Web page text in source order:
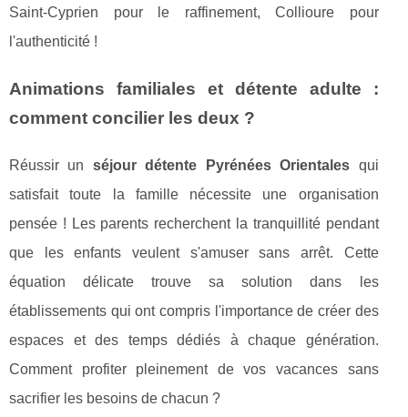
Saint-Cyprien pour le raffinement, Collioure pour
l'authenticité !
Animations familiales et détente adulte :
comment concilier les deux ?
Réussir un séjour détente Pyrénées Orientales qui
satisfait toute la famille nécessite une organisation
pensée ! Les parents recherchent la tranquillité pendant
que les enfants veulent s'amuser sans arrêt. Cette
équation délicate trouve sa solution dans les
établissements qui ont compris l'importance de créer des
espaces et des temps dédiés à chaque génération.
Comment profiter pleinement de vos vacances sans
sacrifier les besoins de chacun ?